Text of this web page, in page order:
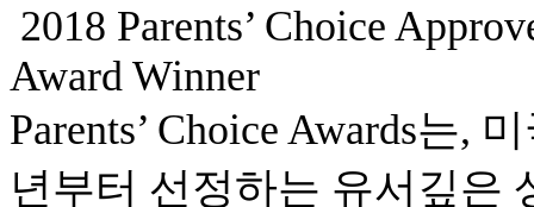
2018 Parents’ Choice
Award Winner
Parents’ Choice Awards는,
년부터 선정하는 유서깊은